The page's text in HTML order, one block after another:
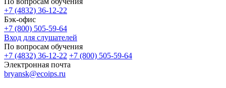
+7 (4832) 36-12-22
Бэк-офис
+7 (800) 505-59-64
Вход для слушателей
По вопросам обучения
+7 (4832) 36-12-22 +7 (800) 505-59-64
Электронная почта
bryansk@ecoips.ru